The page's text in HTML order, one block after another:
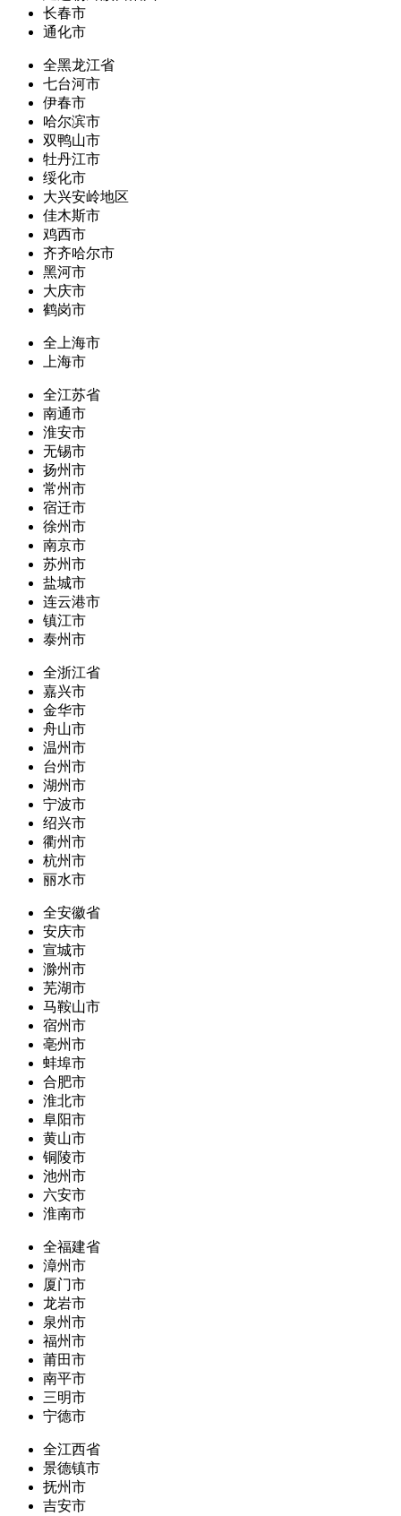
长春市
通化市
全黑龙江省
七台河市
伊春市
哈尔滨市
双鸭山市
牡丹江市
绥化市
大兴安岭地区
佳木斯市
鸡西市
齐齐哈尔市
黑河市
大庆市
鹤岗市
全上海市
上海市
全江苏省
南通市
淮安市
无锡市
扬州市
常州市
宿迁市
徐州市
南京市
苏州市
盐城市
连云港市
镇江市
泰州市
全浙江省
嘉兴市
金华市
舟山市
温州市
台州市
湖州市
宁波市
绍兴市
衢州市
杭州市
丽水市
全安徽省
安庆市
宣城市
滁州市
芜湖市
马鞍山市
宿州市
亳州市
蚌埠市
合肥市
淮北市
阜阳市
黄山市
铜陵市
池州市
六安市
淮南市
全福建省
漳州市
厦门市
龙岩市
泉州市
福州市
莆田市
南平市
三明市
宁德市
全江西省
景德镇市
抚州市
吉安市